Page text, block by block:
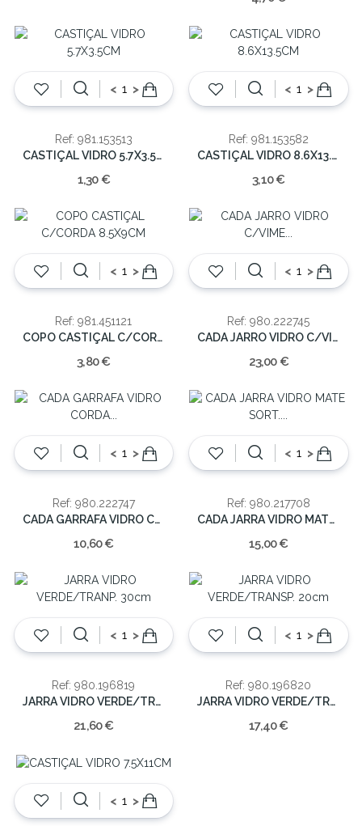
< >
Ref: 981.153513
CASTIÇAL VIDRO 5.7X3.5CM
1,30 €
< >
Ref: 981.153582
CASTIÇAL VIDRO 8.6X13.5CM
3,10 €
< >
Ref: 981.451121
COPO CASTIÇAL C/CORDA 8.5X9CM
3,80 €
< >
Ref: 980.222745
CADA JARRO VIDRO C/VIME 15X15X33
23,00 €
< >
Ref: 980.222747
CADA GARRAFA VIDRO CORDA 13x13x17
10,60 €
< >
Ref: 980.217708
CADA JARRA VIDRO MATE SORT. 13X13X21
15,00 €
< >
Ref: 980.196819
JARRA VIDRO VERDE/TRANP. 30cm
21,60 €
< >
Ref: 980.196820
JARRA VIDRO VERDE/TRANSP. 20cm
17,40 €
< >